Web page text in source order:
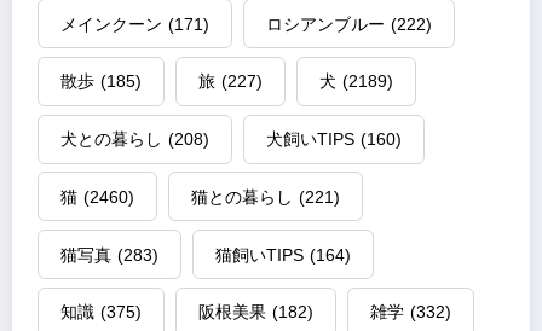
メインクーン (171) ロシアンブルー (222)
散歩 (185) 旅 (227) 犬 (2189)
犬との暮らし (208) 犬飼いTIPS (160)
猫 (2460) 猫との暮らし (221)
猫写真 (283) 猫飼いTIPS (164)
知識 (375) 阪根美果 (182) 雑学 (332)